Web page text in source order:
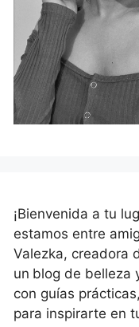
¡Bienvenida a tu
estamos entre
Valezka, creadora
un blog de belleza
con guías
para inspirarte en